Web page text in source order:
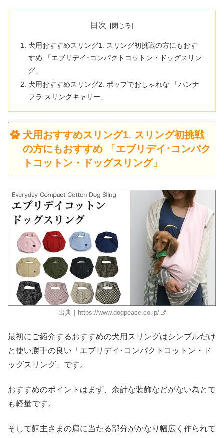
目次
犬用おすすめスリング1. スリング初挑戦の方にもおす
すめ 「エブリデイ･コンパクトコットン・ドッグスリン
グ」
犬用おすすめスリング2. ポップでおしゃれな 「ハンナ
フラ スリングキャリー」
犬用おすすめスリング1. スリング初挑戦
の方にもおすすめ 「エブリデイ･コンパク
トコットン・ドッグスリング」
出典｜ https://www.dogpeace.co.jp/
最初にご紹介するおすすめの犬用スリングはシンプルだけ
と使い勝手の良い「エブリデイ･コンパクトコットン・ド
ッグスリング」です。
おすすめのポイントはまず、余計な装飾などがない為とて
も軽量です。
そして飼主さまの肩に当たる部分がかなり幅広く作られて